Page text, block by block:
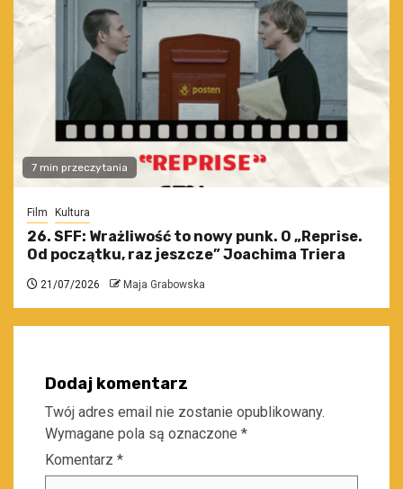
7 min przeczytania
Film Kultura
26. SFF: Wrażliwość to nowy punk. O „Reprise.
Od początku, raz jeszcze” Joachima Triera
21/07/2026 Maja Grabowska
Dodaj komentarz
Twój adres email nie zostanie opublikowany.
Wymagane pola są oznaczone *
Komentarz *